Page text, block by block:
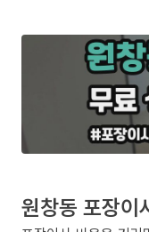
원창동 포장이